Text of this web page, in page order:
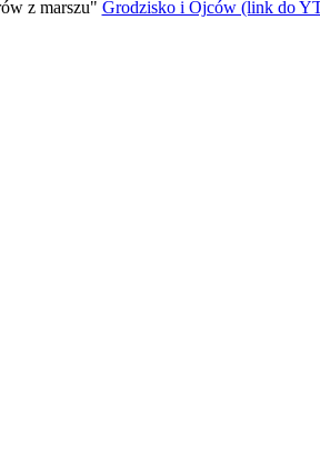
z marszu" Grodzisko i Ojców (link do